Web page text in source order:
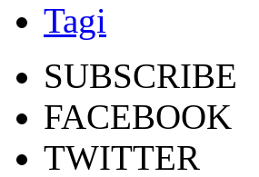
Tagi
SUBSCRIBE
FACEBOOK
TWITTER